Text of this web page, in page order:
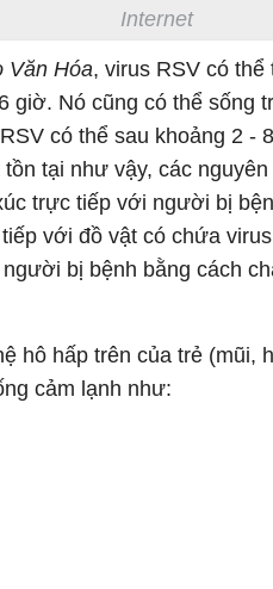
Internet
Văn Hóa, virus RSV có
giờ. Nó cũng có thể sống
có thể sau khoảng 2 -
tại như vậy, các
trực tiếp với người bị
với đồ vật có chứa
bị bệnh bằng cách
hô hấp trên của trẻ (mũi,
cảm lạnh như: